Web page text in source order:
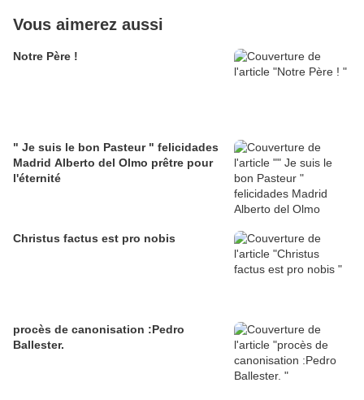
Vous aimerez aussi
Notre Père !
" Je suis le bon Pasteur " felicidades
Madrid Alberto del Olmo prêtre pour
l'éternité
Christus factus est pro nobis
procès de canonisation :Pedro
Ballester.